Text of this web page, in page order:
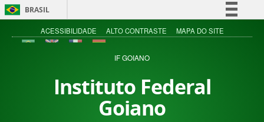
BRASIL
Simplifique!
Acesso à informação
ACESSIBILIDADE ALTO CONTRASTE MAPA DO SITE
IF GOIANO
Instituto Federal
Goiano